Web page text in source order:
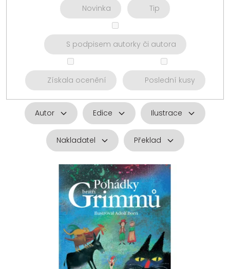
Novinka Tip
S podpisem autorky či autora
Získala ocenění Poslední kusy
Autor Edice Ilustrace
Nakladatel Překlad